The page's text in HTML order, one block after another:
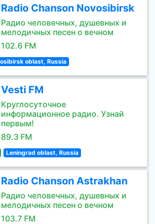
Radio Chanson Novosibirsk
Радио человечных, душевных и
мелодичных песен о вечном
102.6 FM
oblast, Russia
Vesti FM
Круглосуточное
информационное радио. Узнай
первым!
89.3 FM
Leningrad oblast, Russia
Radio Chanson Astrakhan
Радио человечных, душевных и
мелодичных песен о вечном
103.7 FM